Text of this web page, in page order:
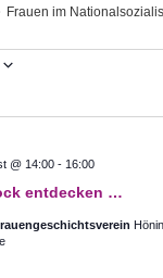
Frauen im
entdecken …
@ 14:00 - 16:00